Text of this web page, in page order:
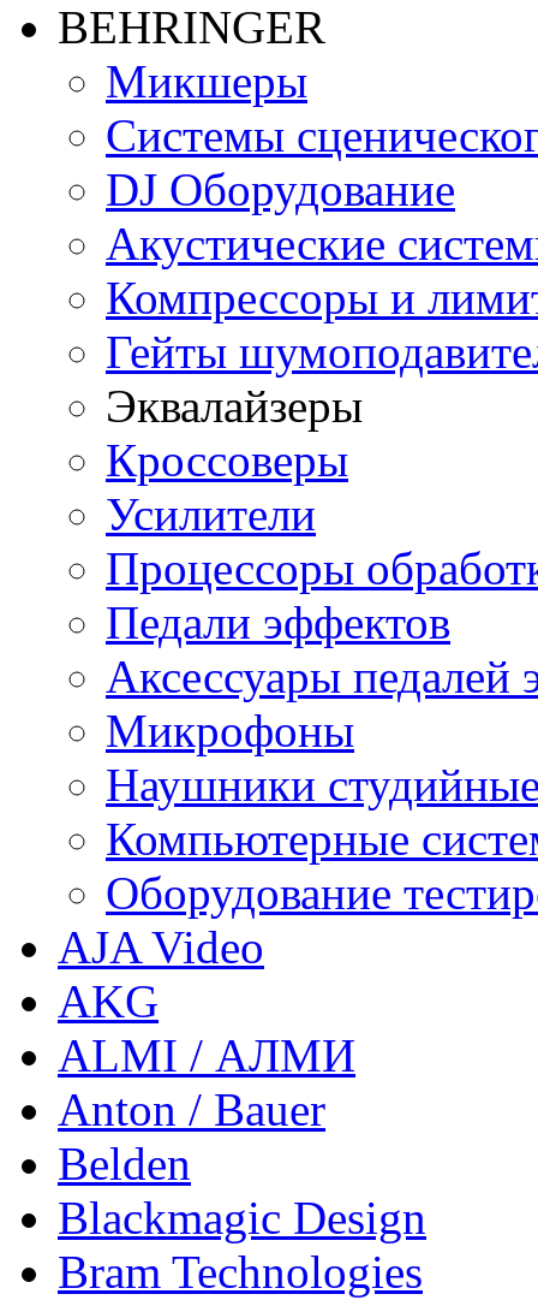
BEHRINGER
Микшеры
Системы
DJ Оборудование
Акустические
Компрессоры и
Гейты
Эквалайзеры
Кроссоверы
Усилители
Процессоры
Педали эффектов
Аксессуары педалей
Микрофоны
Наушники
Компьютерные
Оборудование
AJA Video
AKG
ALMI / АЛМИ
Anton / Bauer
Belden
Blackmagic Design
Bram Technologies